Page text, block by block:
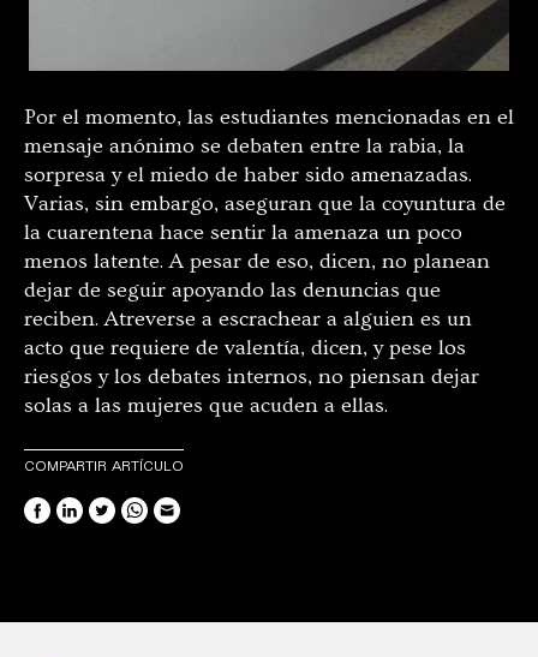
Por el momento, las estudiantes mencionadas en el
mensaje anónimo se debaten entre la rabia, la
sorpresa y el miedo de haber sido amenazadas.
Varias, sin embargo, aseguran que la coyuntura de
la cuarentena hace sentir la amenaza un poco
menos latente. A pesar de eso, dicen, no planean
dejar de seguir apoyando las denuncias que
reciben. Atreverse a escrachear a alguien es un
acto que requiere de valentía, dicen, y pese los
riesgos y los debates internos, no piensan dejar
solas a las mujeres que acuden a ellas.
COMPARTIR ARTÍCULO